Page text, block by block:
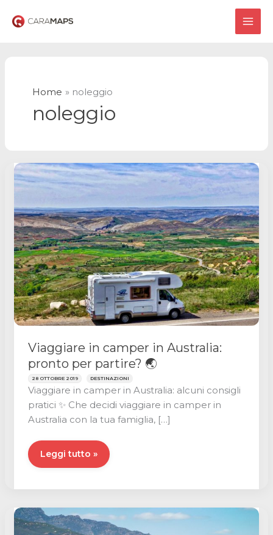
Home noleggio
noleggio
Viaggiare in camper in Australia:
pronto per partire? 🌏
28 OTTOBRE 2019 DESTINAZIONI
Viaggiare in camper in Australia: alcuni consigli
pratici ✨ Che decidi viaggiare in camper in
Australia con la tua famiglia, […]
Viaggiare
in
Australia:
pronto
Leggi tutto »